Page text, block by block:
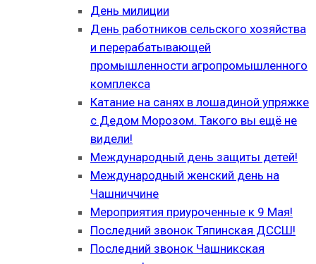
День милиции
День работников сельского хозяйства
и перерабатывающей
промышленности агропромышленного
комплекса
Катание на санях в лошадиной упряжке
с Дедом Морозом. Такого вы ещё не
видели!
Международный день защиты детей!
Международный женский день на
Чашниччине
Мероприятия приуроченные к 9 Мая!
Последний звонок Тяпинская ДССШ!
Последний звонок Чашникская